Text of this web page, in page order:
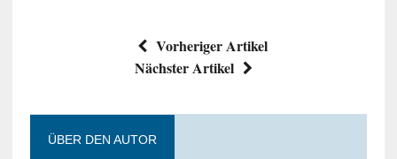
Vorheriger Artikel
Nächster Artikel
ÜBER DEN AUTOR